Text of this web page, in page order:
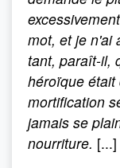
mot, et je n'ai
tant, paraît-il,
héroïque était
mortification
jamais se
nourriture. [...]